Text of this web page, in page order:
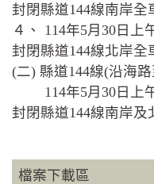
封閉縣道144線南岸全
４、 114年5月30日上
封閉縣道144線北岸全
(二) 縣道144線(沿海路
114年5月30日上午
封閉縣道144線南岸及
檔案下載區